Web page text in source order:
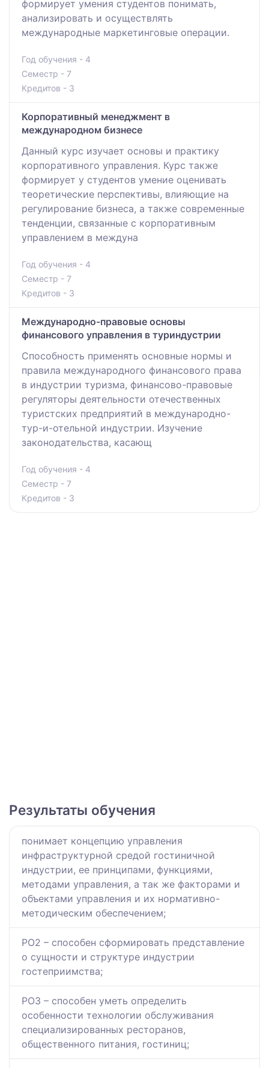
формирует умения студентов понимать,
анализировать и осуществлять
международные маркетинговые операции.
Год обучения - 4
Семестр - 7
Кредитов - 3
Корпоративный менеджмент в
международном бизнесе
Данный курс изучает основы и практику
корпоративного управления. Курс также
формирует у студентов умение оценивать
теоретические перспективы, влияющие на
регулирование бизнеса, а также современные
тенденции, связанные с корпоративным
управлением в междуна
Год обучения - 4
Семестр - 7
Кредитов - 3
Международно-правовые основы
финансового управления в туриндустрии
Способность применять основные нормы и
правила международного финансового права
в индустрии туризма, финансово-правовые
регуляторы деятельности отечественных
туристских предприятий в международно-
тур-и-отельной индустрии. Изучение
законодательства, касающ
Год обучения - 4
Семестр - 7
Кредитов - 3
Результаты обучения
понимает концепцию управления
инфраструктурной средой гостиничной
индустрии, ее принципами, функциями,
методами управления, а так же факторами и
объектами управления и их нормативно-
методическим обеспечением;
РО2 – способен сформировать представление
о сущности и структуре индустрии
гостеприимства;
РО3 – способен уметь определить
особенности технологии обслуживания
специализированных ресторанов,
общественного питания, гостиниц;